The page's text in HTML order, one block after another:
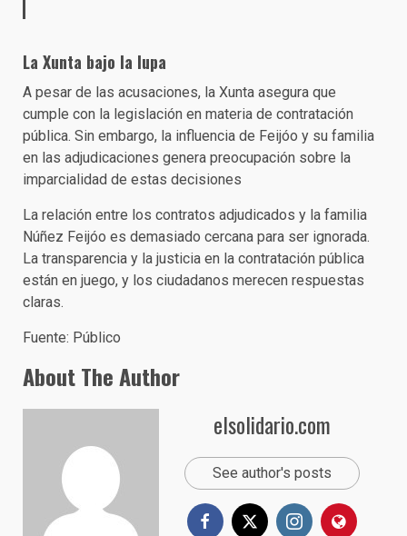
La Xunta bajo la lupa
A pesar de las acusaciones, la Xunta asegura que
cumple con la legislación en materia de contratación
pública. Sin embargo, la influencia de Feijóo y su familia
en las adjudicaciones genera preocupación sobre la
imparcialidad de estas decisiones
La relación entre los contratos adjudicados y la familia
Núñez Feijóo es demasiado cercana para ser ignorada.
La transparencia y la justicia en la contratación pública
están en juego, y los ciudadanos merecen respuestas
claras.
Fuente: Público
About The Author
elsolidario.com
See author's posts